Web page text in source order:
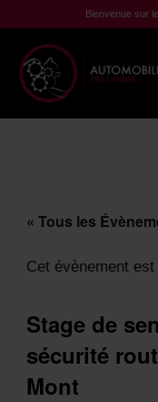
au
contenu
Bienvenue sur
« Tous les
Cet évènement
Stage de
sécurité
Mont